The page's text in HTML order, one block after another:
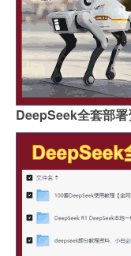
DeepSeek全套部